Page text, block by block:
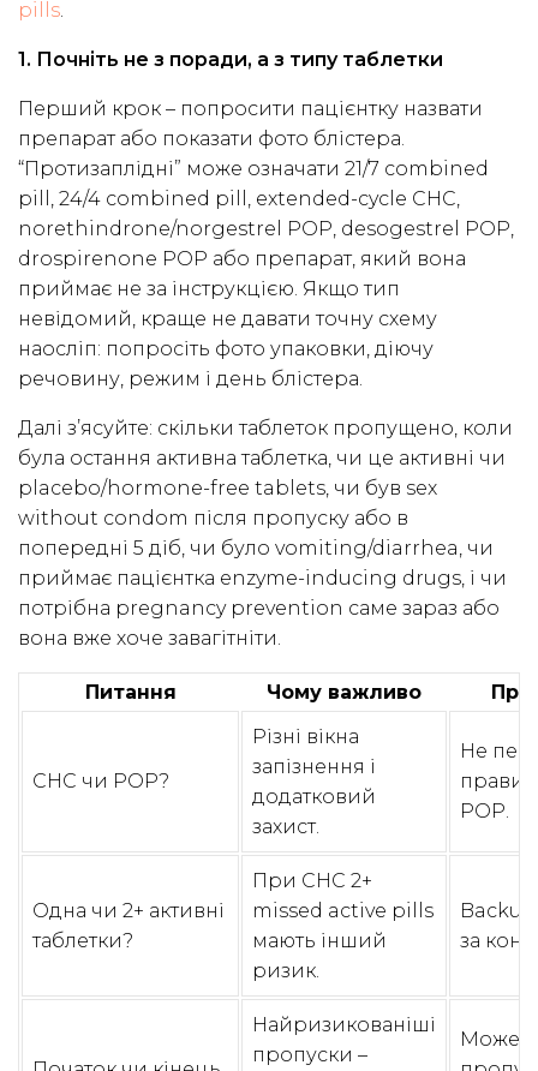
pills.
1. Почніть не з поради, а з типу таблетки
Перший крок – попросити пацієнтку назвати
препарат або показати фото блістера.
“Протизаплідні” може означати 21/7 combined
pill, 24/4 combined pill, extended-cycle CHC,
norethindrone/norgestrel POP, desogestrel POP,
drospirenone POP або препарат, який вона
приймає не за інструкцією. Якщо тип
невідомий, краще не давати точну схему
наосліп: попросіть фото упаковки, діючу
речовину, режим і день блістера.
Далі з’ясуйте: скільки таблеток пропущено, коли
була остання активна таблетка, чи це активні чи
placebo/hormone-free tablets, чи був sex
without condom після пропуску або в
попередні 5 діб, чи було vomiting/diarrhea, чи
приймає пацієнтка enzyme-inducing drugs, і чи
потрібна pregnancy prevention саме зараз або
вона вже хоче завагітніти.
Питання Чому важливо
CHC чи POP?
Різні вікна
запізнення і
додатковий
захист.
Не
POP.
Одна чи 2+ активні
таблетки?
При CHC 2+
missed active pills
мають інший
ризик.
Backup
за
Найризикованіші
пропуски –
Може